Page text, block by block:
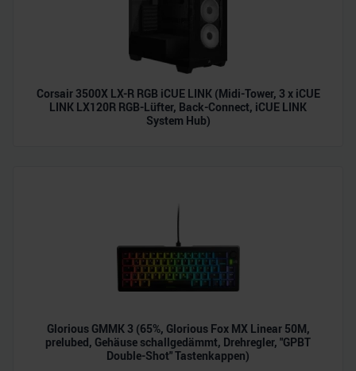
haben oder die sie im Rahmen Ihrer Nutzung der Dienste
Corsair 3500X LX-R RGB iCUE LINK (Midi-Tower, 3 x iCUE
LINK LX120R RGB-Lüfter, Back-Connect, iCUE LINK
System Hub)
Glorious GMMK 3 (65%, Glorious Fox MX Linear 50M,
prelubed, Gehäuse schallgedämmt, Drehregler, "GPBT
Double-Shot" Tastenkappen)